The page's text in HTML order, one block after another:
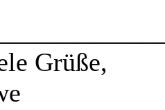
Grüße,